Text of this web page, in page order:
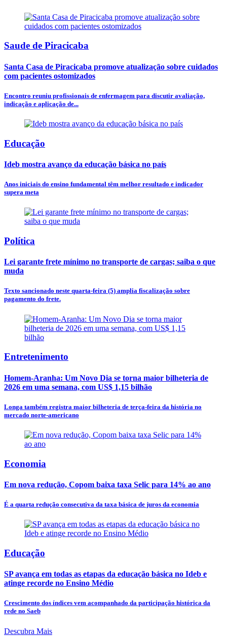
Saude de Piracicaba
Santa Casa de Piracicaba promove atualização sobre cuidados
com pacientes ostomizados
Encontro reuniu profissionais de enfermagem para discutir avaliação,
indicação e aplicação de...
Educação
Ideb mostra avanço da educação básica no país
Anos iniciais do ensino fundamental têm melhor resultado e indicador
supera meta
Política
Lei garante frete mínimo no transporte de cargas; saiba o que
muda
Texto sancionado neste quarta-feira (5) amplia fiscalização sobre
pagamento do frete.
Entretenimento
Homem-Aranha: Um Novo Dia se torna maior bilheteria de
2026 em uma semana, com US$ 1,15 bilhão
Longa também registra maior bilheteria de terça-feira da história no
mercado norte-americano
Economia
Em nova redução, Copom baixa taxa Selic para 14% ao ano
É a quarta redução consecutiva da taxa básica de juros da economia
Educação
SP avança em todas as etapas da educação básica no Ideb e
atinge recorde no Ensino Médio
Crescimento dos índices vem acompanhado da participação histórica da
rede no Saeb
Descubra Mais